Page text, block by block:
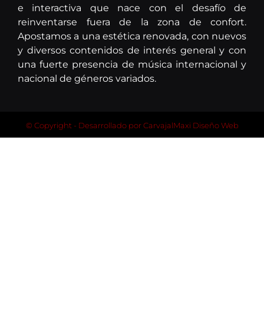
e interactiva que nace con el desafío de
reinventarse fuera de la zona de confort.
Apostamos a una estética renovada, con nuevos
y diversos contenidos de interés general y con
una fuerte presencia de música internacional y
nacional de géneros variados.
© Copyright - Desarrollado porCarvajalMaxi Diseño Web